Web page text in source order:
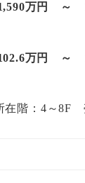
万円 ～
万円 ～
在階：4～8F